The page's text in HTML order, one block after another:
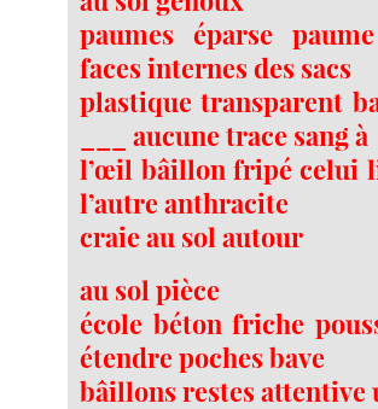
paumes éparse
faces internes des sacs
plastique transparent
___ aucune trace sang à
l’œil bâillon fripé celui
l’autre anthracite
craie au sol autour
au sol pièce
école béton friche
étendre poches bave
bâillons restes attentive